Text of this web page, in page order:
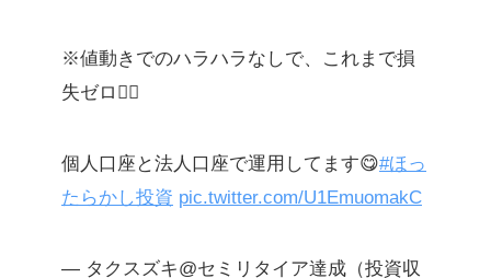
※値動きでのハラハラなしで、これまで損
失ゼロ🙆‍♀️
個人口座と法人口座で運用してます😋#ほっ
たらかし投資 pic.twitter.com/U1EmuomakC
— タクスズキ@セミリタイア達成（投資収